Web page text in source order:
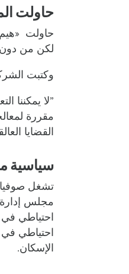
حاولت
حاولت «هيم
لكن من
وكتبت
”لا يمكننا
مقررة
القضايا
سياسية
تشغل صوفيا
مجلس إدارة
احتياطي في
احتياطي
الإسكان.